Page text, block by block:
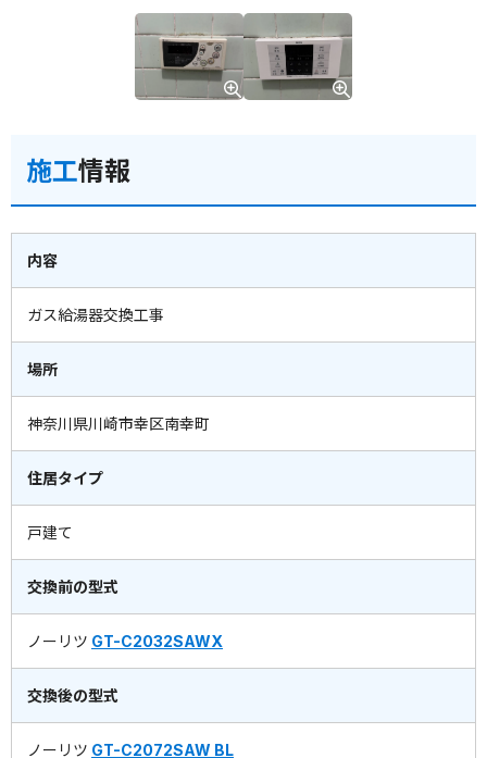
施工情報
内容
ガス給湯器交換工事
場所
神奈川県川崎市幸区南幸町
住居タイプ
戸建て
交換前の型式
ノーリツ GT-C2032SAWX
交換後の型式
ノーリツ GT-C2072SAW BL